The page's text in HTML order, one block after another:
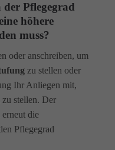
Pflegegrad
höhere
muss?
oder anschreiben, um
zu stellen oder
Ihr Anliegen mit,
stellen. Der
die
Pflegegrad